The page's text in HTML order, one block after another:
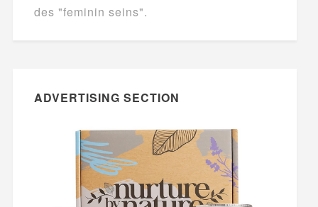
des "feminin seins".
ADVERTISING SECTION